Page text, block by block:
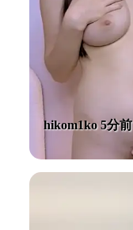
hikom1ko 5分前